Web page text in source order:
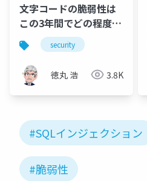
文字コードの脆弱性は
この3年間でどの程度対
策されたか?
security
徳丸 浩 3.8K
#SQLインジェクション
#脆弱性